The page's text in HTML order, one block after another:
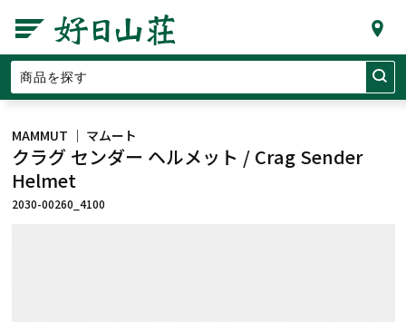
MAMMUT ｜ マムート
クラグ センダー ヘルメット / Crag Sender
Helmet
2030-00260_4100